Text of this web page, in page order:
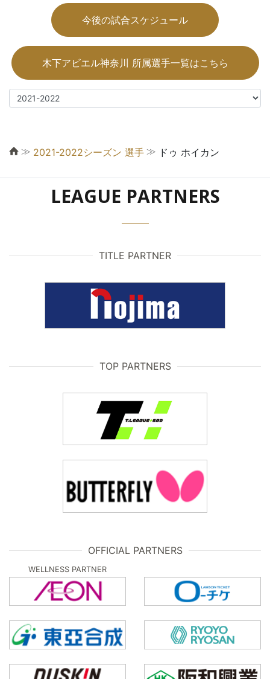
今後の試合スケジュール
木下アビエル神奈川 所属選手一覧はこちら
≫ 2021-2022シーズン 選手 ≫ ドゥ ホイカン
LEAGUE PARTNERS
TITLE PARTNER
TOP PARTNERS
OFFICIAL PARTNERS
WELLNESS PARTNER